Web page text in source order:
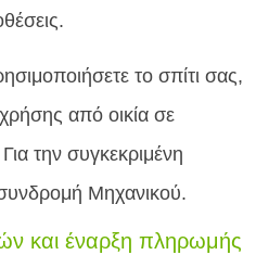
το σπίτι σας,
από οικία σε
την συγκεκριμένη
συνδρομή Μηχανικού.
και έναρξη πληρωμής